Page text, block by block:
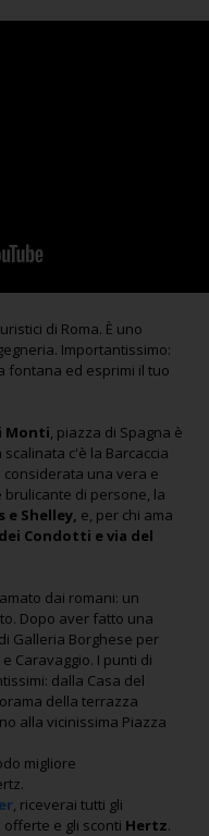
di Roma. È uno
Importantissimo:
fontana ed esprimi il tuo
Monti, piazza di Spagna è
c'è la Barcaccia
una vera e
di persone, la
e Shelley, e, per chi ama
Condotti evia del
dai romani: un
Dopo aver fatto una
Galleria Borghese per
Caravaggio. I punti di
dalla Casa del
della terrazza
alla vicinissima Piazza
migliore
, riceverai tutti gli
e gli sconti Hertz.